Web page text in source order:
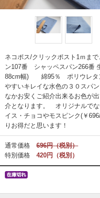
ネコポス/クリックポスト1ｍま
ン107番 シャッペスパン266番
88cm幅) 綿95％ ポリウレ
やすいキレイな水色の３０スパ
なかお安くご紹介出来るお色が
介となります。 オリジナルでな
イス・チョコやモスピンク(￥
りお得だと思います！
通常価格
696円（税別）
特別価格
420円（税別）